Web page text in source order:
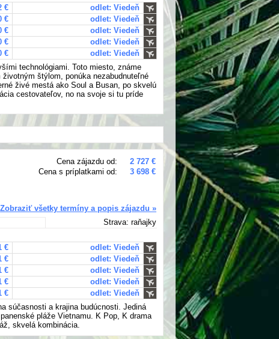
€
odlet: Viedeň
€
odlet: Viedeň
€
odlet: Viedeň
€
odlet: Viedeň
€
odlet: Viedeň
technológiami. Toto miesto, známe
štýlom, ponúka nezabudnuteľné
živé mestá ako Soul a Busan, po skvelú
cestovateľov, no na svoje si tu príde
Cena zájazdu od:
2 727 €
Cena s príplatkami od:
3 698 €
Zobraziť všetky termíny a popis zájazdu »
Strava: raňajky
€
odlet: Viedeň
€
odlet: Viedeň
€
odlet: Viedeň
€
odlet: Viedeň
€
odlet: Viedeň
súčasnosti a krajina budúcnosti. Jediná
pláže Vietnamu. K Pop, K drama
skvelá kombinácia.